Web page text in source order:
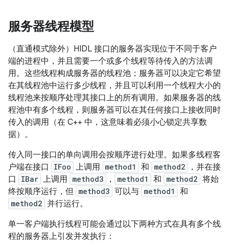
服务器线程模型
（直通模式除外）HIDL 接口的服务器实现位于不同于客户
端的进程中，并且需要一个或多个线程等待传入的方法调
用。这些线程构成服务器的线程池；服务器可以决定它希望
在其线程池中运行多少线程，并且可以利用一个线程大小的
线程池来按顺序处理其接口上的所有调用。如果服务器的线
程池中有多个线程，则服务器可以在其任何接口上接收同时
传入的调用（在 C++ 中，这意味着必须小心锁定共享数
据）。
传入同一接口的单向调用会按顺序进行处理。如果多线程客
户端在接口
IFoo 上调用 method1 和 method2
，并在接
口
IBar 上调用 method3 ， method1 和 method2 将始
终按顺序运行，但 method3 可以与 method1 和
method2 并行运行。
单一客户端执行线程可能会通过以下两种方式在具有多个线
程的服务器上引发并发执行：